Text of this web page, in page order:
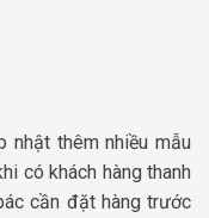
nhật thêm nhiều mẫu
có khách hàng thanh
cần đặt hàng trước